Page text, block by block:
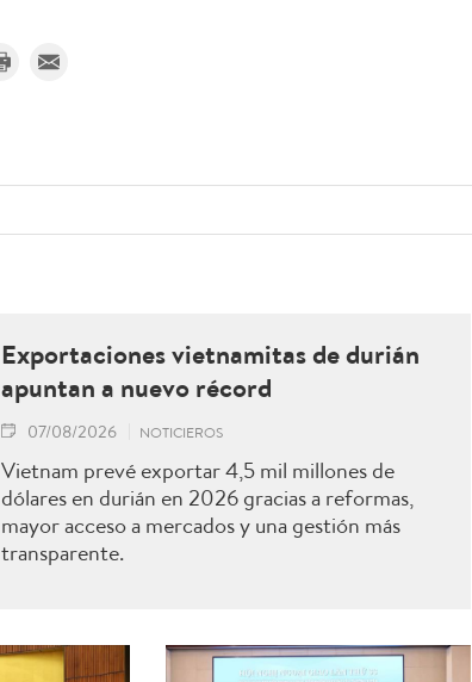
Exportaciones vietnamitas de durián
apuntan a nuevo récord
07/08/2026 NOTICIEROS
Vietnam prevé exportar 4,5 mil millones de
dólares en durián en 2026 gracias a reformas,
mayor acceso a mercados y una gestión más
transparente.